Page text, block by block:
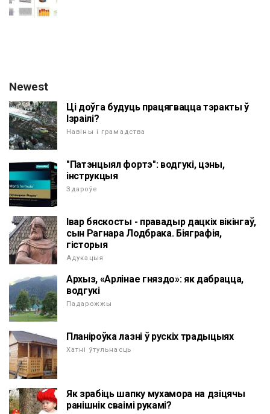
Newest
Ці доўга будуць працягвацца тэракты ў
Ізраілі?
Навіны і грамадства
"Патэнцыял фортэ": водгукі, цэны,
інструкцыя
Здароўе
Івар бяскосты - правадыр дацкіх вікінгаў,
сын Рагнара Лодбрака. Біяграфія,
гісторыя
Адукацыя
Архыз, «Арлінае гняздо»: як дабрацца,
водгукі
Падарожжы
Планіроўка лазні ў рускіх традыцыях
Хатні ўтульнасць
Як зрабіць шапку мухамора на дзіцячы
ранішнік сваімі рукамі?